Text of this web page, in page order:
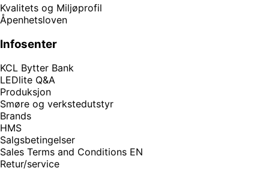
Kvalitets og Miljøprofil
Åpenhetsloven
Infosenter
KCL Bytter Bank
LEDlite Q&A
Produksjon
Smøre og verkstedutstyr
Brands
HMS
Salgsbetingelser
Sales Terms and Conditions EN
Retur/service